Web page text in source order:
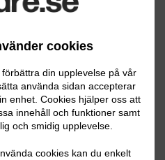
cookies
din upplevelse på vår
använda sidan accepterar
enhet. Cookies hjälper oss att
innehåll och funktioner samt
och smidig upplevelse.
cookies kan du enkelt